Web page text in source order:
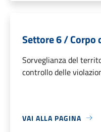
Settore 6 / Corpo
Sorveglianza del
controllo delle
VAI ALLA PAGINA